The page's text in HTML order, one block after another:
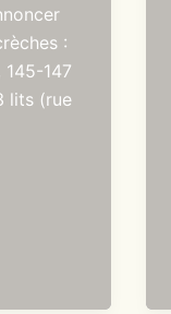
:
145-147
lits (rue